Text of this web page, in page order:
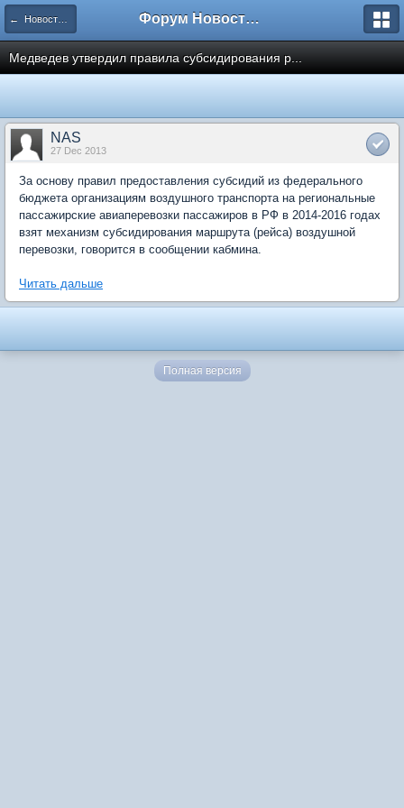
← Новости рынка недвижимости Форум Новостройки
Медведев утвердил правила субсидирования р...
NAS
27 Dec 2013
За основу правил предоставления субсидий из федерального
бюджета организациям воздушного транспорта на региональные
пассажирские авиаперевозки пассажиров в РФ в 2014-2016 годах
взят механизм субсидирования маршрута (рейса) воздушной
перевозки, говорится в сообщении кабмина.
Читать дальше
Полная версия